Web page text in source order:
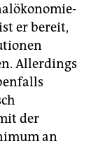
er bereit,
Allerdings
der
an